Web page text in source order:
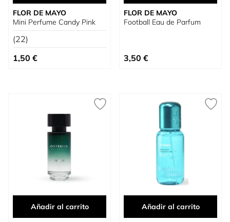
FLOR DE MAYO
Mini Perfume Candy Pink
(22)
1,50 €
FLOR DE MAYO
Football Eau de Parfum
3,50 €
Añadir al carrito Añadir al carrito